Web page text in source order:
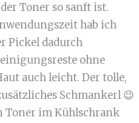
Toner so sanft ist.
hab ich
Pickel dadurch
ohne
auch leicht. Der tolle,
Schmankerl 😉
Toner im Kühlschrank